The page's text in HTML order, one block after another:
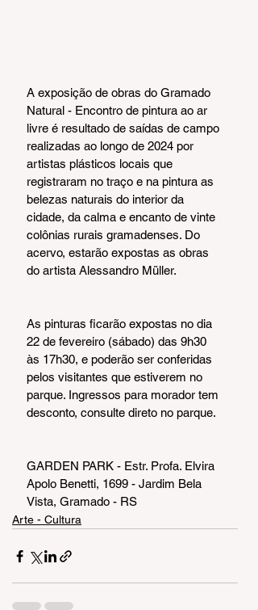
A exposição de obras do Gramado
Natural - Encontro de pintura ao ar
livre é resultado de saídas de campo
realizadas ao longo de 2024 por
artistas plásticos locais que
registraram no traço e na pintura as
belezas naturais do interior da
cidade, da calma e encanto de vinte
colônias rurais gramadenses. Do
acervo, estarão expostas as obras
do artista Alessandro Müller.
As pinturas ficarão expostas no dia
22 de fevereiro (sábado) das 9h30
às 17h30, e poderão ser conferidas
pelos visitantes que estiverem no
parque. Ingressos para morador tem
desconto, consulte direto no parque.
GARDEN PARK - Estr. Profa. Elvira
Apolo Benetti, 1699 - Jardim Bela
Vista, Gramado - RS
Arte - Cultura